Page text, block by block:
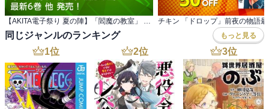
【AKITA電子祭り 夏の陣】「閻魔の教室」 最新6巻 他 発売！
同じジャンルのランキング もっと見る
1位 2位 3位